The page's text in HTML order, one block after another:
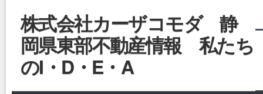
ッ
株式会社カーザコモダ 静
岡県東部不動産情報 私たち
のI・D・E・A